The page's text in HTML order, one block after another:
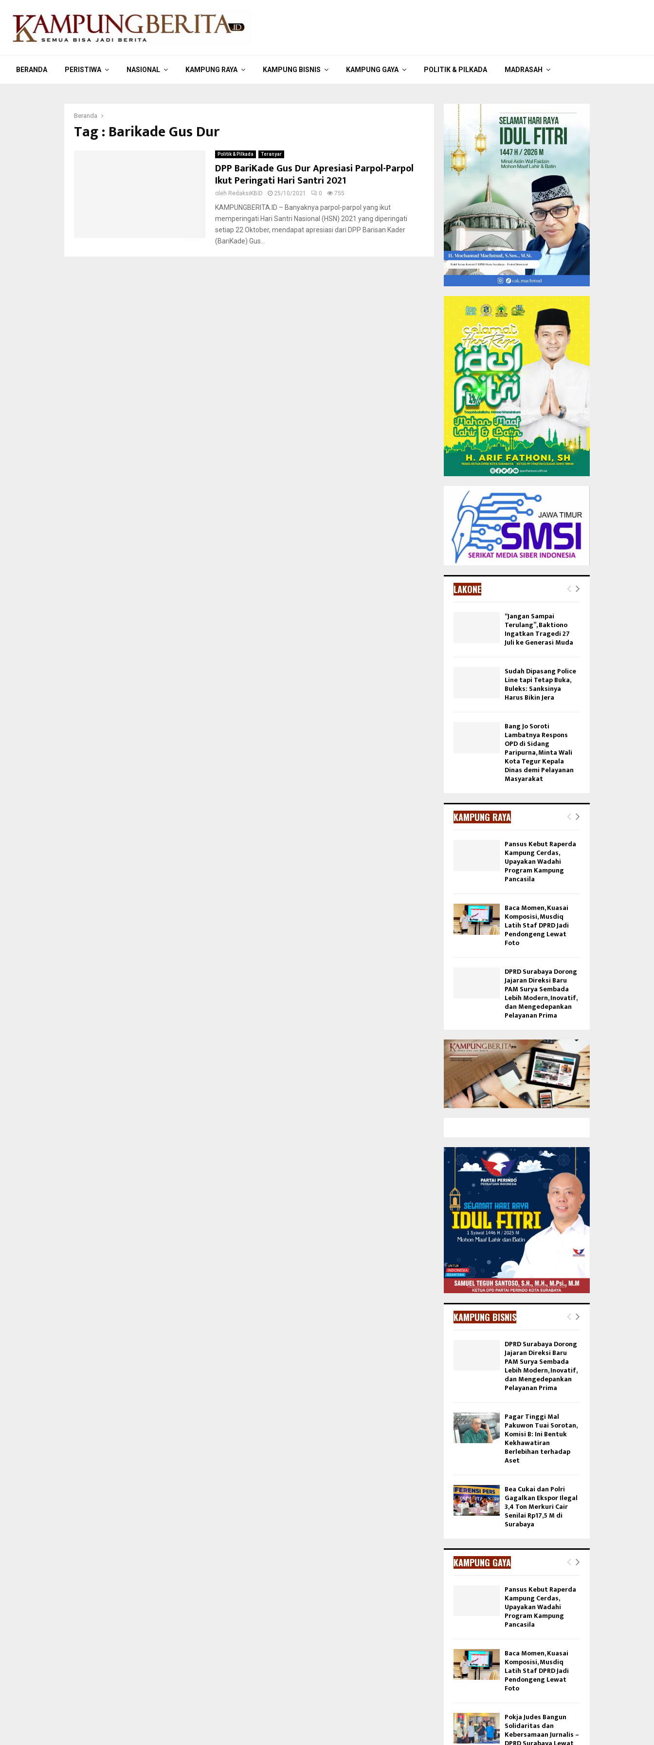
BERANDA PERISTIWA NASIONAL KAMPUNG RAYA KAMPUNG BISNIS KAMPUNG GAYA POLITIK & PILKADA MADRASAH
Beranda
Tag : Barikade Gus Dur
Politik & Pilkada Teranyar
DPP BariKade Gus Dur Apresiasi Parpol-Parpol
Ikut Peringati Hari Santri 2021
oleh RedaksiKBID 25/10/2021 0 755
KAMPUNGBERITA.ID – Banyaknya parpol-parpol yang ikut
memperingati Hari Santri Nasional (HSN) 2021 yang diperingati
setiap 22 Oktober, mendapat apresiasi dari DPP Barisan Kader
(BariKade) Gus...
LAKONE
“Jangan Sampai
Terulang”, Baktiono
Ingatkan Tragedi 27
Juli ke Generasi Muda
Sudah Dipasang Police
Line tapi Tetap Buka,
Buleks: Sanksinya
Harus Bikin Jera
Bang Jo Soroti
Lambatnya Respons
OPD di Sidang
Paripurna, Minta Wali
Kota Tegur Kepala
Dinas demi Pelayanan
Masyarakat
KAMPUNG RAYA
Pansus Kebut Raperda
Kampung Cerdas,
Upayakan Wadahi
Program Kampung
Pancasila
Baca Momen, Kuasai
Komposisi, Musdiq
Latih Staf DPRD Jadi
Pendongeng Lewat
Foto
DPRD Surabaya Dorong
Jajaran Direksi Baru
PAM Surya Sembada
Lebih Modern, Inovatif,
dan Mengedepankan
Pelayanan Prima
KAMPUNG BISNIS
DPRD Surabaya Dorong
Jajaran Direksi Baru
PAM Surya Sembada
Lebih Modern, Inovatif,
dan Mengedepankan
Pelayanan Prima
Pagar Tinggi Mal
Pakuwon Tuai Sorotan,
Komisi B: Ini Bentuk
Kekhawatiran
Berlebihan terhadap
Aset
Bea Cukai dan Polri
Gagalkan Ekspor Ilegal
3,4 Ton Merkuri Cair
Senilai Rp17,5 M di
Surabaya
KAMPUNG GAYA
Pansus Kebut Raperda
Kampung Cerdas,
Upayakan Wadahi
Program Kampung
Pancasila
Baca Momen, Kuasai
Komposisi, Musdiq
Latih Staf DPRD Jadi
Pendongeng Lewat
Foto
Pokja Judes Bangun
Solidaritas dan
Kebersamaan Jurnalis –